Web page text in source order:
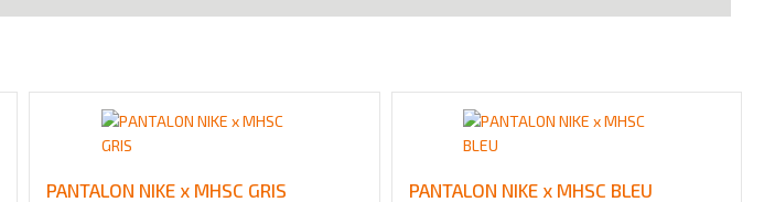
PANTALON NIKE x MHSC GRIS PANTALON NIKE x MHSC BLEU